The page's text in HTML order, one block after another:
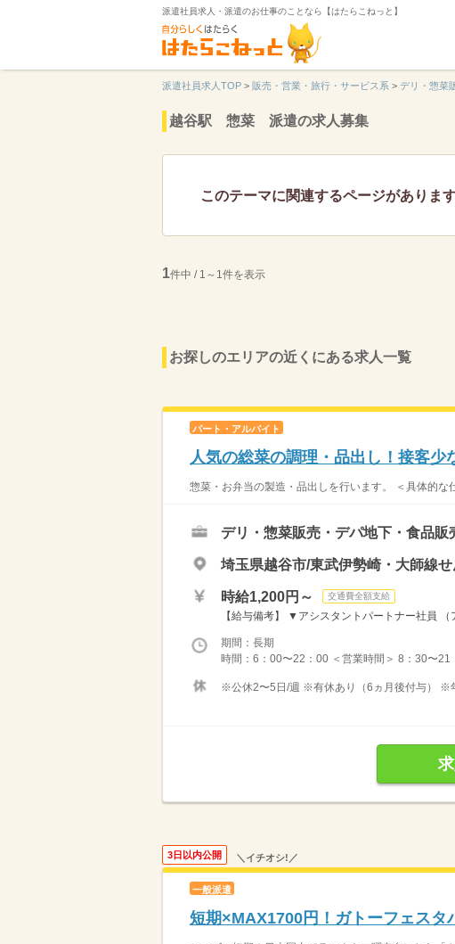
派遣社員求人・派遣のお仕事のことなら【はたらこねっと】
派遣社員求人TOP > 販売・営業・旅行・サービス系 > デリ・惣菜
越谷駅 惣菜 派遣の求人募集
このテーマに関連するページがありま
1件中 / 1～1件を表示
お探しのエリアの近くにある求人一覧
パート・アルバイト
人気の総菜の調理・品出し！接客
惣菜・お弁当の製造・品出しを行います。 ＜具体的
デリ・惣菜販売・デパ地下・食品販
埼玉県越谷市/東武伊勢崎・大師線せ
時給1,200円～ 交通費全額支給
【給与備考】 ▼アシスタントパートナー社員
期間：長期
時間：6：00〜22：00 ＜営業時間＞ 8：30〜
※公休2〜5日/週 ※有休あり（6ヵ月後付与） ※
3日以内公開 ＼イチオシ!／
一般派遣
短期×MAX1700円！ガトーフェス